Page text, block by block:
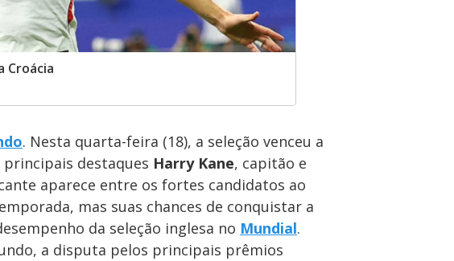
Croácia
. Nesta quarta-feira (18), a seleção venceu a
principais destaques Harry Kane, capitão e
aparece entre os fortes candidatos ao
mas suas chances de conquistar a
da seleção inglesa no Mundial.
a disputa pelos principais prêmios